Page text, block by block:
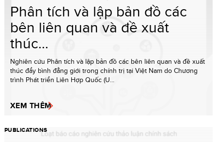
Phân tích và lập bản đồ các
bên liên quan và đề xuất
thúc...
Nghiên cứu Phân tích và lập bản đồ các bên liên quan và đề xuất
thúc đẩy bình đẳng giới trong chính trị tại Việt Nam do Chương
trình Phát triển Liên Hợp Quốc (U...
XEM THÊM
PUBLICATIONS